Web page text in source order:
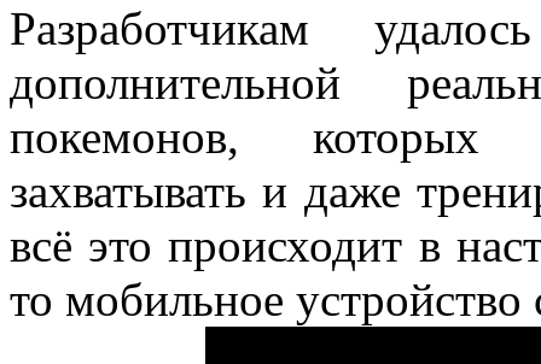
Разработчикам
дополнительной
покемонов,
захватывать и даже
всё это происходит в
то мобильное устройство